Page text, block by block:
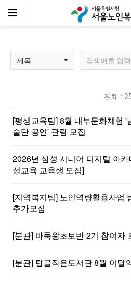
공지사항
제목
전체 :
[평생교육팀] 8월 내부문화체험 '
술단 공연' 관람 모집
2026년 삼성 시니어 디지털 아
성교육 교육생 모집]
[지역복지팀] 노인역량활용사업
추가모집
[분관] 바둑왕초보반 2기 참여자
[분관] 탑골작은도서관 8월 이달